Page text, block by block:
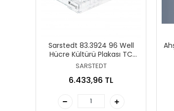
Sarstedt 83.3924 96 Well
Hücre Kültürü Plakası TC
Treated Düz Taban
SARSTEDT
6.433,96 TL